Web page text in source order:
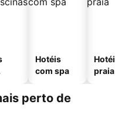
Hotéis
com spa
praia
perto de